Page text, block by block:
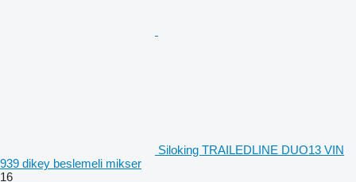
Siloking TRAILEDLINE DUO13 VIN
939 dikey beslemeli mikser
16